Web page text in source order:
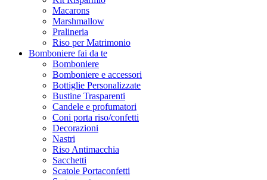
Macarons
Marshmallow
Pralineria
Riso per Matrimonio
Bomboniere fai da te
Bomboniere
Bomboniere e accessori
Bottiglie Personalizzate
Bustine Trasparenti
Candele e profumatori
Coni porta riso/confetti
Decorazioni
Nastri
Riso Antimacchia
Sacchetti
Scatole Portaconfetti